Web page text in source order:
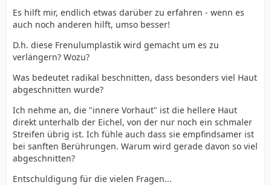
Die Ursache für das geraffte Frenulum lässt sich
normalerweise, wenn nicht dran herum geschnitten
wurde, müsste es eher wie eine Sehne aussehen.
Bei dir könnte eine sogenannte Frenulumplastik
parallel zum Eichelkranz eingeschnitten, und die
Schnittenden zusammengezogen und vernäht, wodurch
diese Wulst entsteht.
Der Schnitt müsste dann mittig zwischen der
Beschneidungsnarbe und dem Einmünden des
Es hilft mir, endlich etwas darüber zu erfahren - wenn es
auch noch anderen hilft, umso besser!
D.h. diese Frenulumplastik wird gemacht um es zu
verlängern? Wozu?
Was bedeutet radikal beschnitten, dass besonders viel Haut
abgeschnitten wurde?
Ich nehme an, die "innere Vorhaut" ist die hellere Haut
direkt unterhalb der Eichel, von der nur noch ein schmaler
Streifen übrig ist. Ich fühle auch dass sie empfindsamer ist
bei sanften Berührungen. Warum wird gerade davon so viel
abgeschnitten?
Entschuldigung für die vielen Fragen...